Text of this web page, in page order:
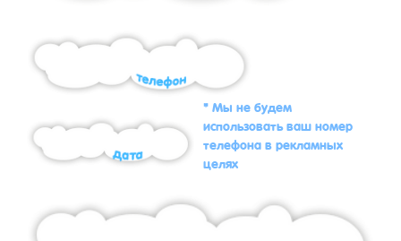
* Мы не будем
использовать ваш номер
телефона в рекламных
целях